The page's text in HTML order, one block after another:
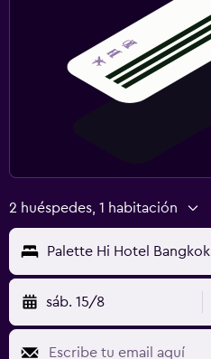
2 huéspedes, 1 habitación
Palette Hi Hotel Bangkok
sáb. 15/8